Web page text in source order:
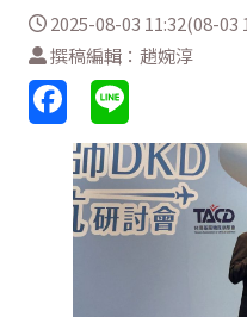
2025-08-03 11:32(08-03
撰稿編輯：趙婉淳